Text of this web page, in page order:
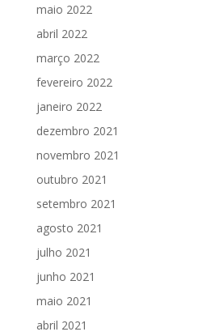
maio 2022
abril 2022
março 2022
fevereiro 2022
janeiro 2022
dezembro 2021
novembro 2021
outubro 2021
setembro 2021
agosto 2021
julho 2021
junho 2021
maio 2021
abril 2021